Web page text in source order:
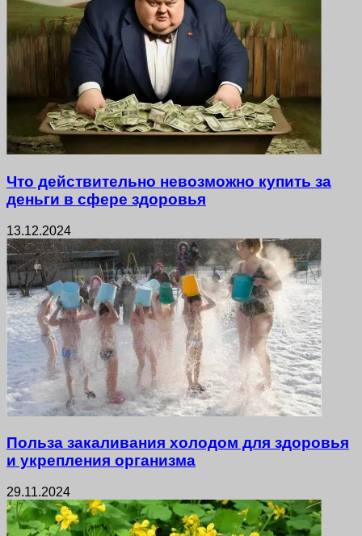
Что действительно невозможно купить за
деньги в сфере здоровья
13.12.2024
Польза закаливания холодом для здоровья
и укрепления организма
29.11.2024